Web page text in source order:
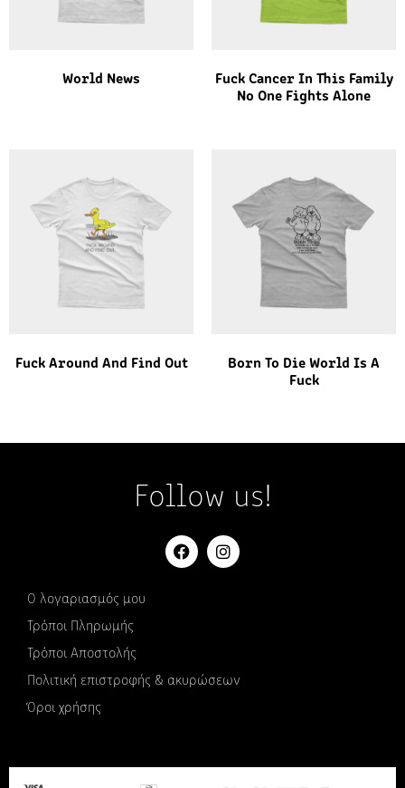
World News
Fuck Cancer In This Family
No One Fights Alone
Fuck Around And Find Out
Born To Die World Is A
Fuck
Follow us!
Ο λογαριασμός μου
Τρόποι Πληρωμής
Τρόποι Αποστολής
Πολιτική επιστροφής & ακυρώσεων
Όροι χρήσης